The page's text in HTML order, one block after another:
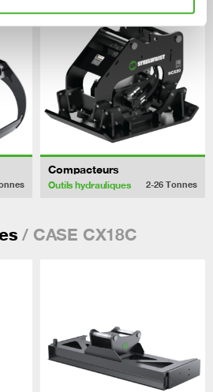
Compacteurs
Outils hydrauliques 2-26 Tonnes
/ CASE CX18C